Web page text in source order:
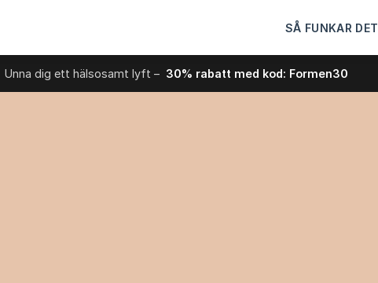
SÅ FUNKAR DET
Unna dig ett hälsosamt lyft – 30% rabatt med kod: Formen30